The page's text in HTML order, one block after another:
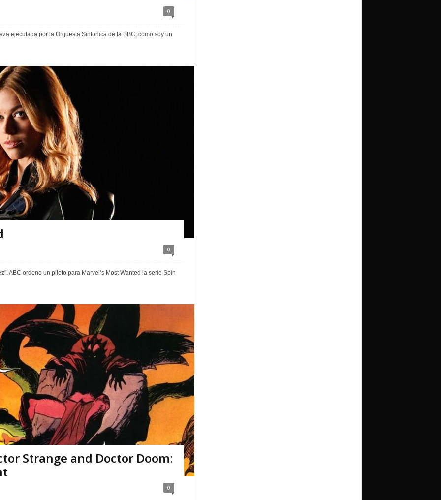
0
ejecutada por la Orquesta Sinfónica de la BBC, como soy un
0
ABC ordeno un piloto para Marvel’s Most Wanted la serie Spin
Strange and Doctor Doom:
0